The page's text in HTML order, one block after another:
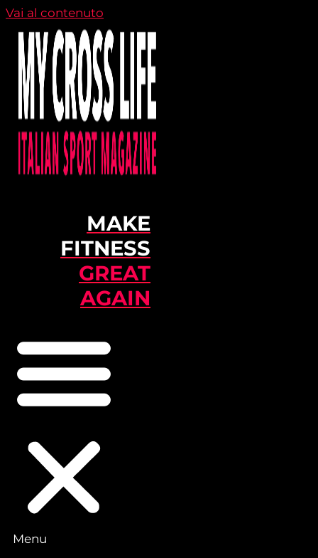
Vai al contenuto
MAKE
FITNESS
GREAT
AGAIN
Menu